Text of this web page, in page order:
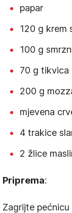
papar
120 g krem
100 g
70 g tikvica
200 g
mjevena
4 trakice
2 žlice
Priprema:
Zagrijte